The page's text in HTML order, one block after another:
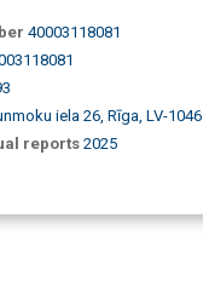
40003118081
iela 26, Rīga, LV-1046
reports 2025